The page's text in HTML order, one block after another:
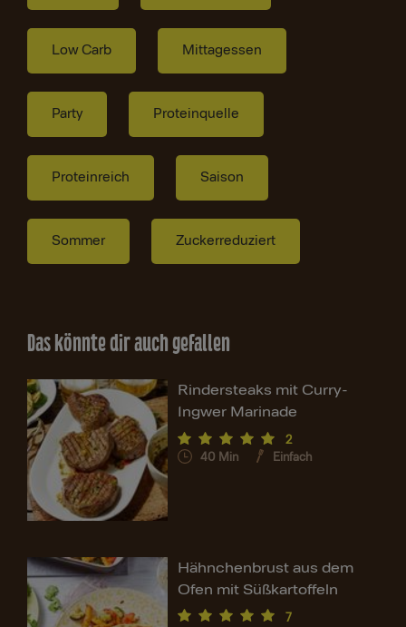
Low Carb Mittagessen
Party Proteinquelle
Proteinreich Saison
Sommer Zuckerreduziert
Das könnte dir auch gefallen
Rindersteaks mit Curry-
Ingwer Marinade
2
40 Min Einfach
Hähnchenbrust aus dem
Ofen mit Süßkartoffeln
7